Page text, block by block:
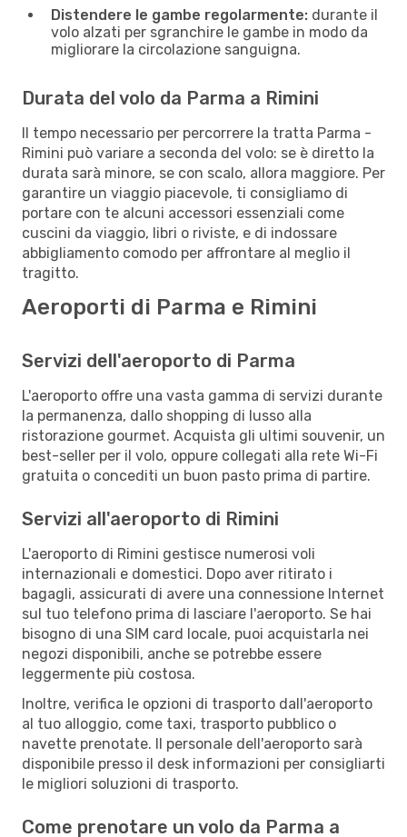
Distendere le gambe regolarmente: durante il
volo alzati per sgranchire le gambe in modo da
migliorare la circolazione sanguigna.
Durata del volo da Parma a Rimini
Il tempo necessario per percorrere la tratta Parma -
Rimini può variare a seconda del volo: se è diretto la
durata sarà minore, se con scalo, allora maggiore. Per
garantire un viaggio piacevole, ti consigliamo di
portare con te alcuni accessori essenziali come
cuscini da viaggio, libri o riviste, e di indossare
abbigliamento comodo per affrontare al meglio il
tragitto.
Aeroporti di Parma e Rimini
Servizi dell'aeroporto di Parma
L'aeroporto offre una vasta gamma di servizi durante
la permanenza, dallo shopping di lusso alla
ristorazione gourmet. Acquista gli ultimi souvenir, un
best-seller per il volo, oppure collegati alla rete Wi-Fi
gratuita o concediti un buon pasto prima di partire.
Servizi all'aeroporto di Rimini
L'aeroporto di Rimini gestisce numerosi voli
internazionali e domestici. Dopo aver ritirato i
bagagli, assicurati di avere una connessione Internet
sul tuo telefono prima di lasciare l'aeroporto. Se hai
bisogno di una SIM card locale, puoi acquistarla nei
negozi disponibili, anche se potrebbe essere
leggermente più costosa.
Inoltre, verifica le opzioni di trasporto dall'aeroporto
al tuo alloggio, come taxi, trasporto pubblico o
navette prenotate. Il personale dell'aeroporto sarà
disponibile presso il desk informazioni per consigliarti
le migliori soluzioni di trasporto.
Come prenotare un volo da Parma a